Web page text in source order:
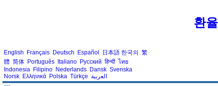
환
English Français Deutsch Español 日本語 한국의 繁
體 简体 Português Italiano Русский हिन्दी ไทย
Indonesia Filipino Nederlands Dansk Svenska
Norsk Ελληνικά Polska Türkçe العربية